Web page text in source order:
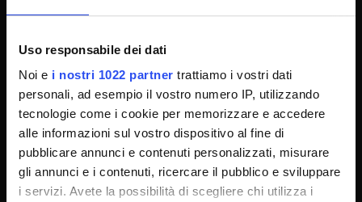
Uso responsabile dei dati
Noi e i nostri 1022 partner trattiamo i vostri dati
personali, ad esempio il vostro numero IP, utilizzando
tecnologie come i cookie per memorizzare e accedere
alle informazioni sul vostro dispositivo al fine di
pubblicare annunci e contenuti personalizzati, misurare
gli annunci e i contenuti, ricercare il pubblico e sviluppare
i servizi. Avete la possibilità di scegliere chi utilizza i
UNIVERSITY SERVICES
Transparency
Official University Register
Job vacancies
Procurement
Notifications